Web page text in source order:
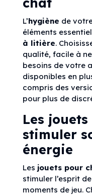
L’hygiène de
éléments
à litière.
qualité, facile à
besoins de votre
disponibles en
compris des
pour plus de
Les
stimuler
énergie
Les jouets pour
stimuler l’esprit
moments de jeu.